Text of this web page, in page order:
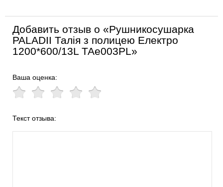
Добавить отзыв о «Рушникосушарка
PALADII Талія з полицею Електро
1200*600/13L ТАе003PL»
Ваша оценка:
Текст отзыва: